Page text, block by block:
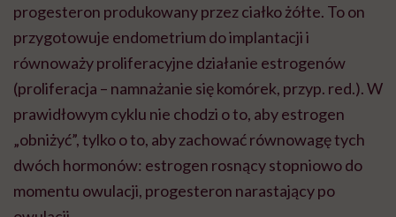
progesteron produkowany przez ciałko żółte. To on
przygotowuje endometrium do implantacji i
równoważy proliferacyjne działanie estrogenów
(proliferacja – namnażanie się komórek, przyp. red.). W
prawidłowym cyklu nie chodzi o to, aby estrogen
„obniżyć”, tylko o to, aby zachować równowagę tych
dwóch hormonów: estrogen rosnący stopniowo do
momentu owulacji, progesteron narastający po